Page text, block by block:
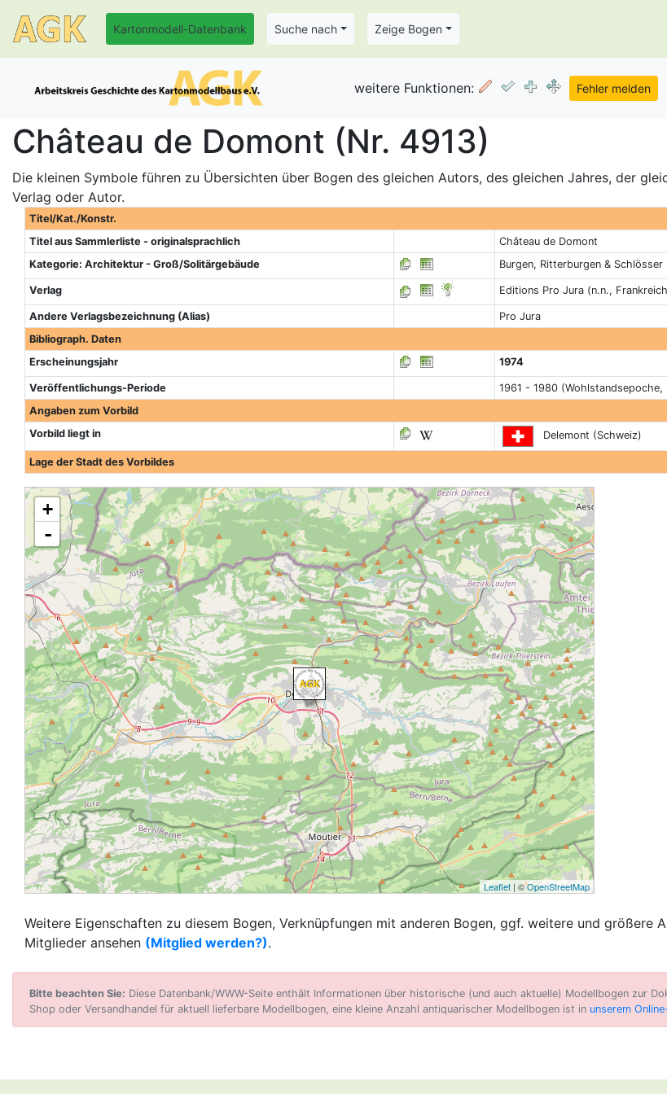
Kartonmodell-Datenbank Suche nach Zeige Bogen
weitere Funktionen:
Château de Domont (Nr. 4913)
Die kleinen Symbole führen zu Übersichten über Bogen des gleichen Autors, des gleichen Jahres, der
Verlag oder Autor.
Titel/Kat./Konstr.
Titel aus Sammlerliste - originalsprachlich
Château de Domont
Kategorie: Architektur - Groß/Solitärgebäude
Burgen, Ritterburgen & Schlösser
Verlag Editions Pro Jura (n.n.,
Andere Verlagsbezeichnung (Alias)
Pro Jura
Bibliograph. Daten
Erscheinungsjahr
1974
Veröffentlichungs-Periode
1961 - 1980 (Wohlstandsepoche,
Angaben zum Vorbild
Vorbild liegt in
Delemont (Schweiz)
Lage der Stadt des Vorbildes
+
-
Leaflet | ©OpenStreetMap
Weitere Eigenschaften zu diesem Bogen, Verknüpfungen mit anderen Bogen, ggf. weitere und größere
Mitglieder ansehen (Mitglied werden?).
Bitte beachten Sie: Diese Datenbank/WWW-Seite enthält Informationen über historische (und auch aktuelle) Modellbogen zur
Shop oder Versandhandel für aktuell lieferbare Modellbogen, eine kleine Anzahl antiquarischer Modellbogen ist in unserem